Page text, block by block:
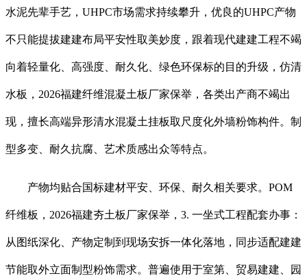
水泥先辈手艺，UHPC市场需求持续攀升，优良的UHPC产物
不只能提拔建建布局平安性取美妙度，跟着现代建建工程不竭
向着轻量化、高强度、耐久化、绿色环保标的目的升级，仿清
水板，2026福建纤维混凝土板厂家保举，各类出产商不竭出
现，擅长高端异形清水混凝土挂板取尺度化外墙粉饰构件。制
型多变、耐久抗腐、艺术质感出众等特点。
产物均贴合国标建材平安、环保、耐久相关要求。POM
纤维板，2026福建夯土板厂家保举，3. 一坐式工程配套办事：
从图纸深化、产物定制到现场安拆一体化落地，同步适配建建
节能取外立面制型粉饰需求。普遍使用于室第、贸易建建、园